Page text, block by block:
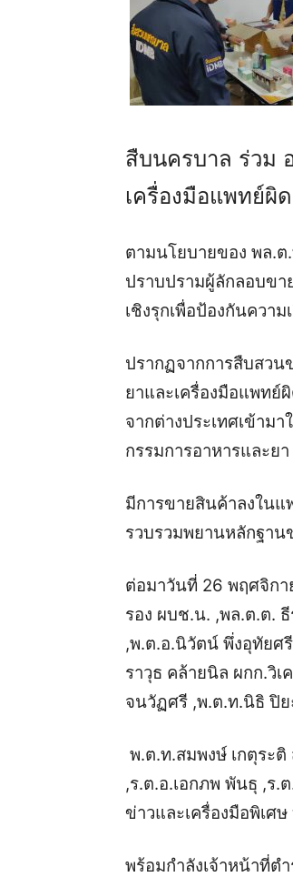
สืบนครบาล ร่วม
เครื่องมือแพทย์
ตามนโยบายของ พล.
ปราบปรามผู้ลักลอบขา
เชิงรุกเพื่อป้องกันควา
ปรากฏจากการสืบสวน
ยาและเครื่องมือแพทย์
จากต่างประเทศเข้าม
กรรมการอาหารและยา
มีการขายสินค้าลงใน
รวบรวมพยานหลักฐา
ต่อมาวันที่ 26 พฤศจิก
รอง ผบช.น. ,พล.ต.ต.
,พ.ต.อ.นิวัตน์ พึ่งอุทัยศ
ราวุธ คล้ายนิล ผกก.วิ
จนวัฏศรี ,พ.ต.ท.นิธิ ปิย
พ.ต.ท.สมพงษ์ เกตุระติ
,ร.ต.อ.เอกภพ พันธุ ,ร.
ข่าวและเครื่องมือพิเศ
พร้อมกำลังเจ้าหน้าที่ต